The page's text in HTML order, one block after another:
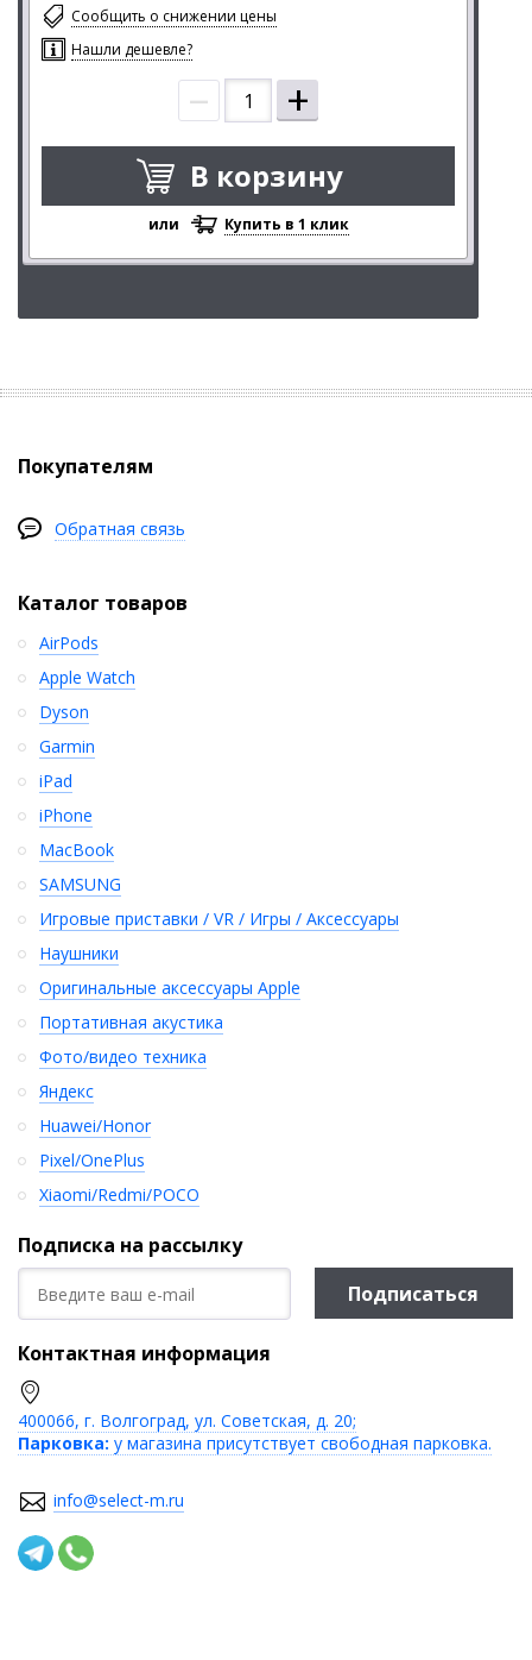
Сообщить о снижении цены
Нашли дешевле?
– +
В корзину
или Купить в 1 клик
Покупателям
Обратная связь
Каталог товаров
AirPods
Apple Watch
Dyson
Garmin
iPad
iPhone
MacBook
SAMSUNG
Игровые приставки / VR / Игры / Аксессуары
Наушники
Оригинальные аксессуары Apple
Портативная акустика
Фото/видео техника
Яндекс
Huawei/Honor
Pixel/OnePlus
Xiaomi/Redmi/POCO
Подписка на рассылку
Подписаться
Контактная информация
400066, г. Волгоград, ул. Советская, д. 20;
Парковка: у магазина присутствует свободная парковка.
info@select-m.ru